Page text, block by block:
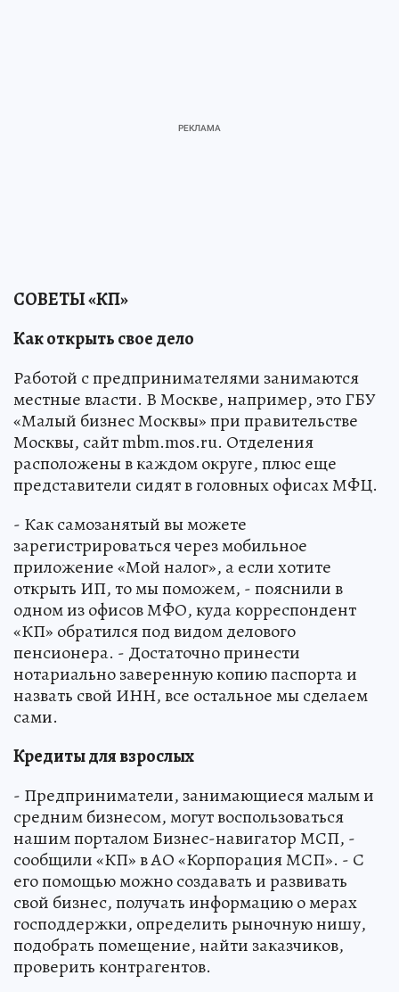
СОВЕТЫ «КП»
Как открыть свое дело
Работой с предпринимателями занимаются
местные власти. В Москве, например, это ГБУ
«Малый бизнес Москвы» при правительстве
Москвы, сайт mbm.mos.ru. Отделения
расположены в каждом округе, плюс еще
представители сидят в головных офисах МФЦ.
- Как самозанятый вы можете
зарегистрироваться через мобильное
приложение «Мой налог», а если хотите
открыть ИП, то мы поможем, - пояснили в
одном из офисов МФО, куда корреспондент
«КП» обратился под видом делового
пенсионера. - Достаточно принести
нотариально заверенную копию паспорта и
назвать свой ИНН, все остальное мы сделаем
сами.
Кредиты для взрослых
- Предприниматели, занимающиеся малым и
средним бизнесом, могут воспользоваться
нашим порталом Бизнес-навигатор МСП, -
сообщили «КП» в АО «Корпорация МСП». - С
его помощью можно создавать и развивать
свой бизнес, получать информацию о мерах
господдержки, определить рыночную нишу,
подобрать помещение, найти заказчиков,
проверить контрагентов.